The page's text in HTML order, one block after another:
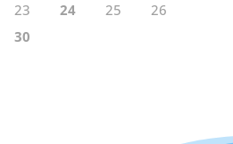
23 24 25
26
30